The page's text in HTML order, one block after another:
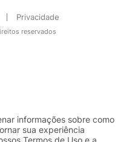
Privacidade
reservados
informações sobre como
sua experiência
Termos de Usoe a